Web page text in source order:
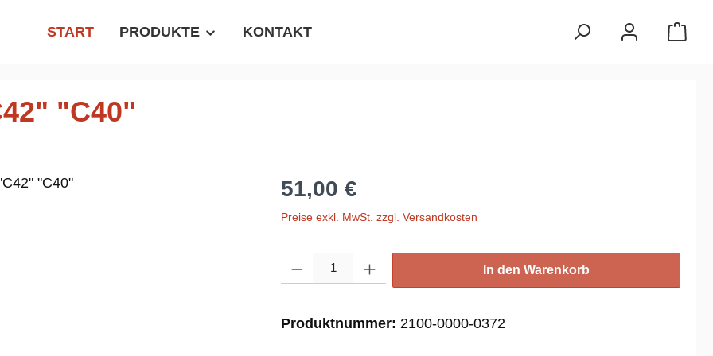
START
PRODUKTE KONTAKT
"C40"
Regulärer Preis:
51,00 €
Preise exkl. MwSt. zzgl. Versandkosten
In den Warenkorb
Produktnummer: 2100-0000-0372